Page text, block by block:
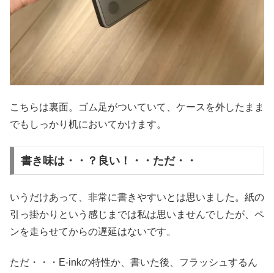
こちらは裏面。ゴム足がついていて、ケースを外したまま
でもしっかり机においてかけます。
書き味は・・？良い！・・ただ・・
いうだけあって、非常に書きやすいとは思いました。紙の
引っ掛かりという感じまでは私は思いませんでしたが、ペ
ンを走らせてからの遅延はないです。
ただ・・・E-inkの特性か、書いた後、フラッシュするん